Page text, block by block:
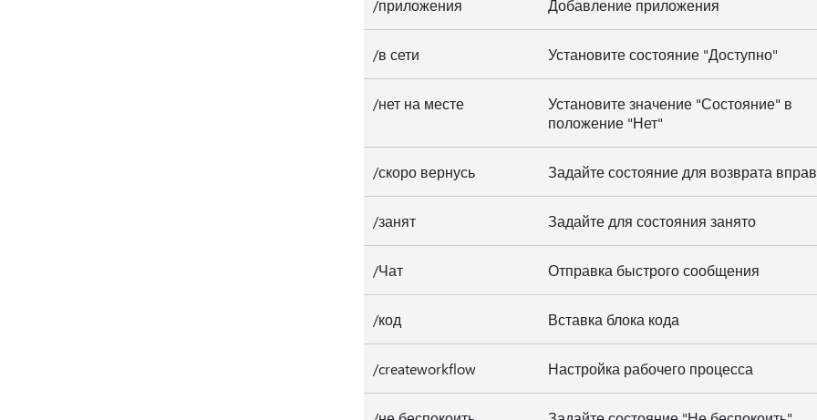
/приложения Добавление приложения
/в сети Установите состояние "Доступно"
/нет на месте
Установите значение "Состояние" в
положение "Нет"
/скоро вернусь Задайте состояние для возврата
/занят Задайте для состояния занято
/Чат Отправка быстрого сообщения
/код Вставка блока кода
/createworkflow Настройка рабочего процесса